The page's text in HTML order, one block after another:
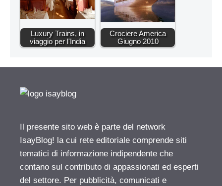
Luxury Trains, in
viaggio per l'India
Crociere America
Giugno 2010
Il presente sito web è parte del network
IsayBlog! la cui rete editoriale comprende siti
tematici di informazione indipendente che
contano sul contributo di appassionati ed esperti
del settore. Per pubblicità, comunicati e